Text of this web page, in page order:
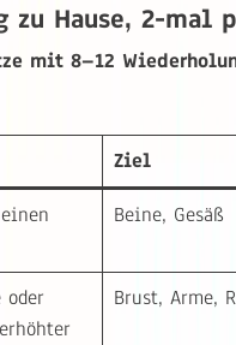
Hause, 2-mal
mit 8–12
Ziel
Beine, Gesäß
oder
Brust, Arme,